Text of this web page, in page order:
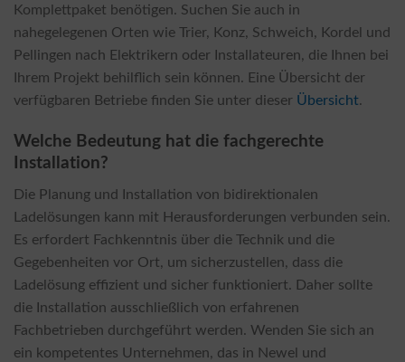
Komplettpaket benötigen. Suchen Sie auch in
nahegelegenen Orten wie Trier, Konz, Schweich, Kordel und
Pellingen nach Elektrikern oder Installateuren, die Ihnen bei
Ihrem Projekt behilflich sein können. Eine Übersicht der
verfügbaren Betriebe finden Sie unter dieser Übersicht.
Welche Bedeutung hat die fachgerechte
Installation?
Die Planung und Installation von bidirektionalen
Ladelösungen kann mit Herausforderungen verbunden sein.
Es erfordert Fachkenntnis über die Technik und die
Gegebenheiten vor Ort, um sicherzustellen, dass die
Ladelösung effizient und sicher funktioniert. Daher sollte
die Installation ausschließlich von erfahrenen
Fachbetrieben durchgeführt werden. Wenden Sie sich an
ein kompetentes Unternehmen, das in Newel und